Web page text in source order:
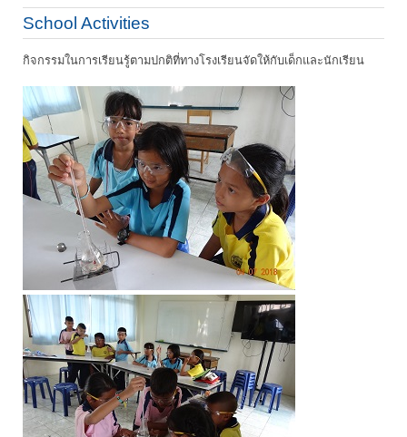
School Activities
กิจกรรมในการเรียนรู้ตามปกติที่ทางโรงเรียนจัดให้กับเด็กและนักเรียน